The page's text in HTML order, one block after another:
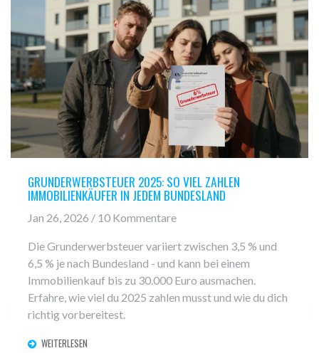
GRUNDERWERBSTEUER 2025: SO VIEL ZAHLEN
IMMOBILIENKÄUFER IN JEDEM BUNDESLAND
Jan 26, 2026 / 10 Kommentare
Die Grunderwerbsteuer variiert zwischen 3,5 % und
6,5 % je nach Bundesland - und kann bei einem
Immobilienkauf bis zu 30.000 Euro ausmachen.
Erfahre, wie viel du 2025 zahlen musst und wie du dich
richtig vorbereitest.
WEITERLESEN